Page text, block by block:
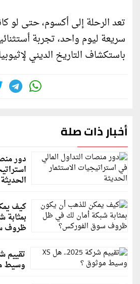
تعد الرحلة إلى أكسوم، حتى لو
سريعة ليوم واحد، تجربة
باستكشاف التاريخ الديني
أخبار ذات صلة
دور
الحديثة
كيف
ظروف
وسيط